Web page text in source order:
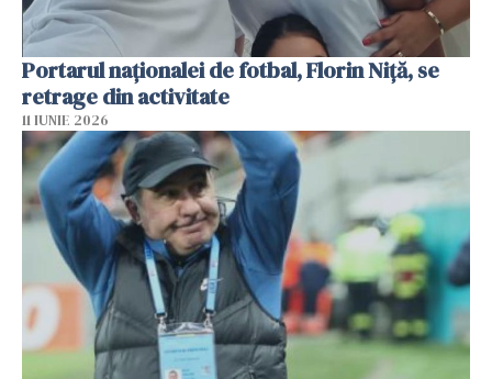
Portarul naționalei de fotbal, Florin Niță, se
retrage din activitate
11 IUNIE 2026